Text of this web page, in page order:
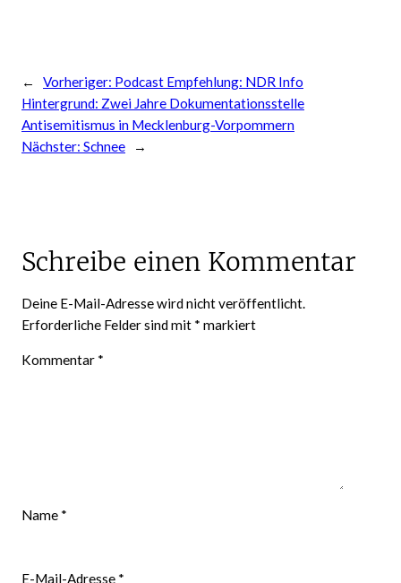
← Vorheriger: Podcast Empfehlung: NDR Info
Hintergrund: Zwei Jahre Dokumentationsstelle
Antisemitismus in Mecklenburg-Vorpommern
Nächster: Schnee →
Schreibe einen Kommentar
Deine E-Mail-Adresse wird nicht veröffentlicht.
Erforderliche Felder sind mit * markiert
Kommentar *
Name *
E-Mail-Adresse *